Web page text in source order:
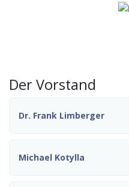
Der Vorstand
Dr. Frank Limberger
Michael Kotylla